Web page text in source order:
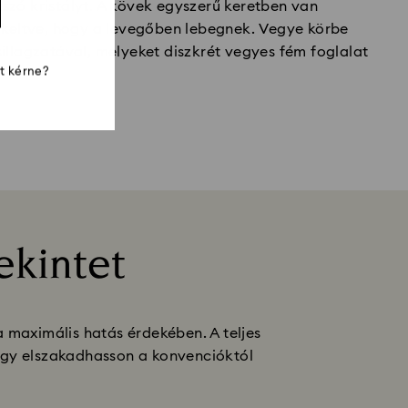
kristályt. A kövek egyszerű keretben van
hogy a levegőben lebegnek. Vegye körbe
melyeket diszkrét vegyes fém foglalat
hatás érdekében. A teljes
elszakadhasson a konvencióktól
kérne?